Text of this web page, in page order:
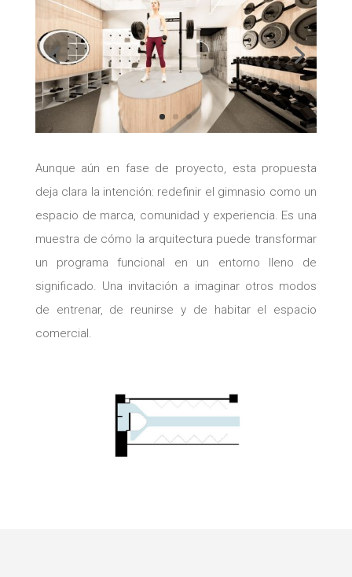
Aunque aún en fase de proyecto, esta propuesta
deja clara la intención: redefinir el gimnasio como un
espacio de marca, comunidad y experiencia. Es una
muestra de cómo la arquitectura puede transformar
un programa funcional en un entorno lleno de
significado. Una invitación a imaginar otros modos
de entrenar, de reunirse y de habitar el espacio
comercial.